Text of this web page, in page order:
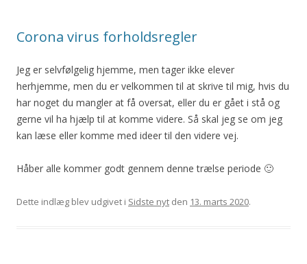
Corona virus forholdsregler
Jeg er selvfølgelig hjemme, men tager ikke elever
herhjemme, men du er velkommen til at skrive til mig, hvis du
har noget du mangler at få oversat, eller du er gået i stå og
gerne vil ha hjælp til at komme videre. Så skal jeg se om jeg
kan læse eller komme med ideer til den videre vej.
Håber alle kommer godt gennem denne trælse periode 🙂
Dette indlæg blev udgivet i Sidste nyt den 13. marts 2020.